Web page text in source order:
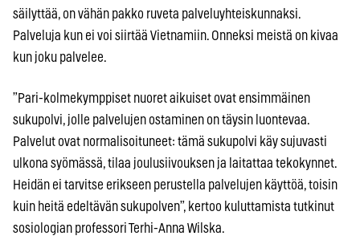
säilyttää, on vähän pakko ruveta palveluyhteiskunnaksi.
Palveluja kun ei voi siirtää Vietnamiin. Onneksi meistä on kivaa
kun joku palvelee.
”Pari-kolmekymppiset nuoret aikuiset ovat ensimmäinen
sukupolvi, jolle palvelujen ostaminen on täysin luontevaa.
Palvelut ovat normalisoituneet: tämä sukupolvi käy sujuvasti
ulkona syömässä, tilaa joulusiivouksen ja laitattaa tekokynnet.
Heidän ei tarvitse erikseen perustella palvelujen käyttöä, toisin
kuin heitä edeltävän sukupolven”, kertoo kuluttamista tutkinut
sosiologian professori Terhi-Anna Wilska.